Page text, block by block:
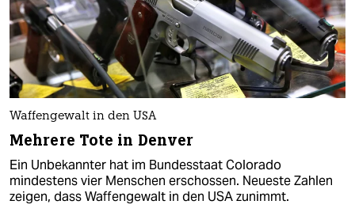
Waffengewalt in den USA
Mehrere Tote in Denver
Ein Unbekannter hat im Bundesstaat Colorado
mindestens vier Menschen erschossen. Neueste Zahlen
zeigen, dass Waffengewalt in den USA zunimmt.